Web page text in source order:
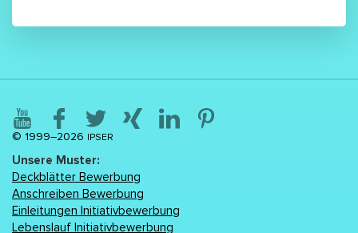
© 1999–2026 IPSER
Unsere Muster:
Deckblätter Bewerbung
Anschreiben Bewerbung
Einleitungen Initiativbewerbung
Lebenslаuf Initiativbewerbung